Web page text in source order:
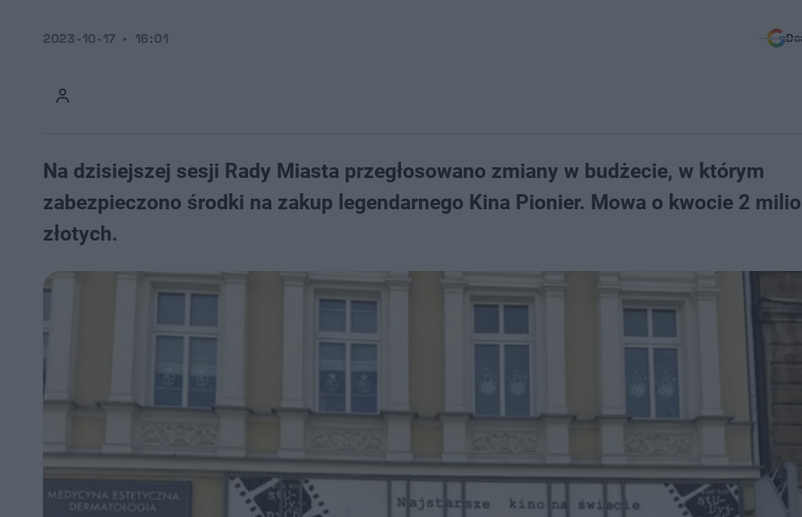
2023-10-17 16:01
Na dzisiejszej sesji Rady Miasta przegłosowano zmiany w budżecie, w którym
zabezpieczono środki na zakup legendarnego Kina Pionier. Mowa o kwocie 2
złotych.